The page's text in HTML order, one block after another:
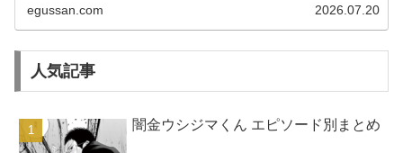
egussan.com 2026.07.20
人気記事
闇金ウシジマくん エピソード別まとめ